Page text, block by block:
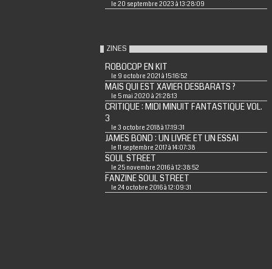
le 20 septembre 2023 à 13:28:09
ZINES
ROBOCOP EN KIT
le 9 octobre 2021 à 15:16:52
MAIS QUI EST XAVIER DESBARATS ?
le 5 mai 2020 à 21:28:13
CRITIQUE : MIDI MINUIT FANTASTIQUE VOL.
3
le 3 octobre 2018 à 17:19:31
JAMES BOND : UN LIVRE ET UN ESSAI
le 11 septembre 2017 à 14:07:38
SOUL STREET
le 25 novembre 2016 à 12:38:52
FANZINE SOUL STREET
le 24 octobre 2016 à 12:09:31